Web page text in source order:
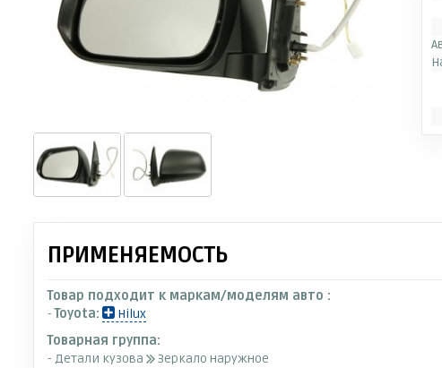
ПРИМЕНЯЕМОСТЬ
Товар подходит к маркам/моделям авто :
-Toyota:
Hilux
Товарная группа:
- Детали кузова
Зеркало наружное